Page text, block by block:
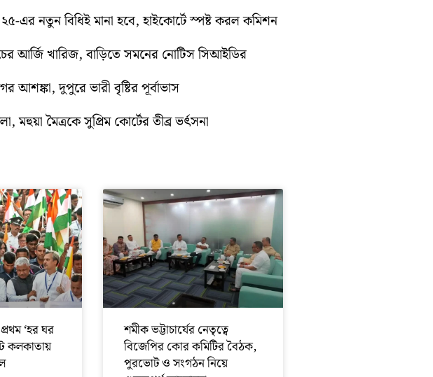
এর নতুন বিধিই মানা হবে, হাইকোর্টে স্পষ্ট করল কমিশন
আর্জি খারিজ, বাড়িতে সমনের নোটিস সিআইডির
আশঙ্কা, দুপুরে ভারী বৃষ্টির পূর্বাভাস
মহুয়া মৈত্রকে সুপ্রিম কোর্টের তীব্র ভর্ৎসনা
‘হর ঘর
কলকাতায়
শমীক ভট্টাচার্যের নেতৃত্বে
বিজেপির কোর কমিটির বৈঠক,
পুরভোট ও সংগঠন নিয়ে